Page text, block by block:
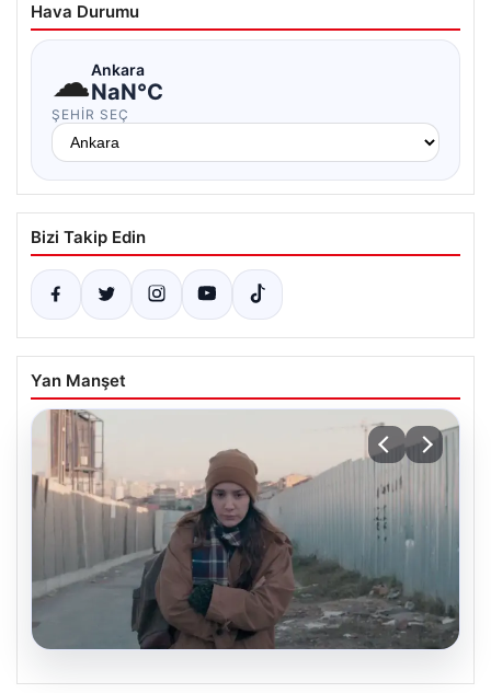
Hava Durumu
☁Ankara
NaN°C
ŞEHIR SEÇ
Bizi Takip Edin
Yan Manşet
05.08.2026